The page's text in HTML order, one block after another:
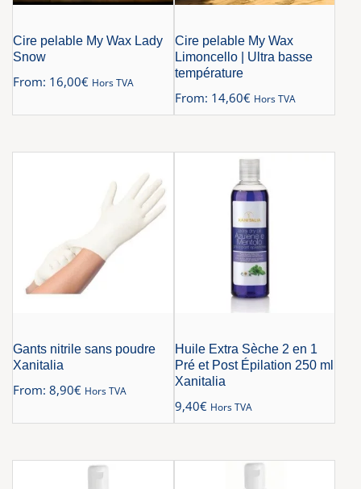
Cire pelable My Wax Lady
Snow
From: 16,00€ Hors TVA
Cire pelable My Wax
Limoncello | Ultra basse
température
From: 14,60€ Hors TVA
Gants nitrile sans poudre
Xanitalia
From: 8,90€ Hors TVA
Huile Extra Sèche 2 en 1
Pré et Post Épilation 250 ml
Xanitalia
9,40€ Hors TVA